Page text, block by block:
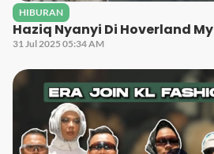
HIBURAN
Haziq Nyanyi Di Hoverland My
31 Jul 2025 05:34 AM